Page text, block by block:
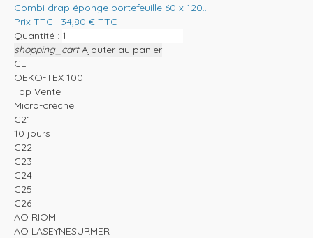
Combi drap éponge portefeuille 60 x 120...
Prix TTC : 34,80 € TTC
Quantité :
shopping_cart Ajouter au panier
CE
OEKO-TEX 100
Top Vente
Micro-crèche
C21
10 jours
C22
C23
C24
C25
C26
AO RIOM
AO LASEYNESURMER